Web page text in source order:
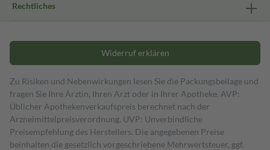
Rechtliches
Widerruf erklären
Zu Risiken und Nebenwirkungen lesen Sie die Packungsbeilage und
fragen Sie Ihre Ärztin, Ihren Arzt oder in Ihrer Apotheke. AVP:
Üblicher Apothekenverkaufspreis berechnet nach der
Arzneimittelpreisverordnung. UVP: Unverbindliche
Preisempfehlung des Herstellers. Die angegebenen Preise
beinhalten die gesetzlich vorgeschriebene Mehrwertsteuer, ggf.